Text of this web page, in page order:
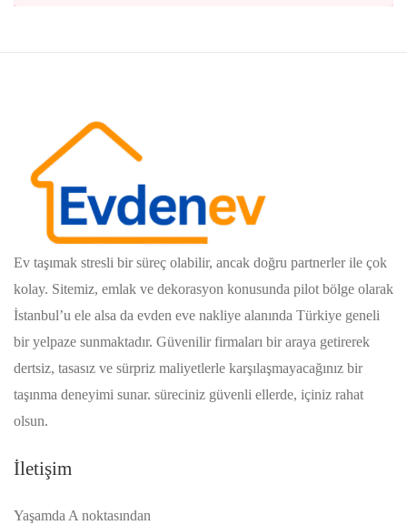
Ev taşımak stresli bir süreç olabilir, ancak doğru partnerler ile çok
kolay. Sitemiz, emlak ve dekorasyon konusunda pilot bölge olarak
İstanbul’u ele alsa da evden eve nakliye alanında Türkiye geneli
bir yelpaze sunmaktadır. Güvenilir firmaları bir araya getirerek
dertsiz, tasasız ve sürpriz maliyetlerle karşılaşmayacağınız bir
taşınma deneyimi sunar. süreciniz güvenli ellerde, içiniz rahat
olsun.
İletişim
Yaşamda A noktasından